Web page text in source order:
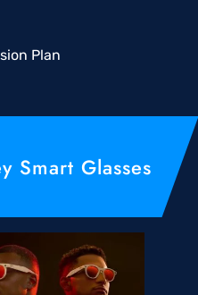
Plan
Smart Glasses